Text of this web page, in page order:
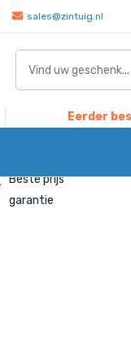
sales@zintuig.nl
Eerder
Beste prijs
garantie